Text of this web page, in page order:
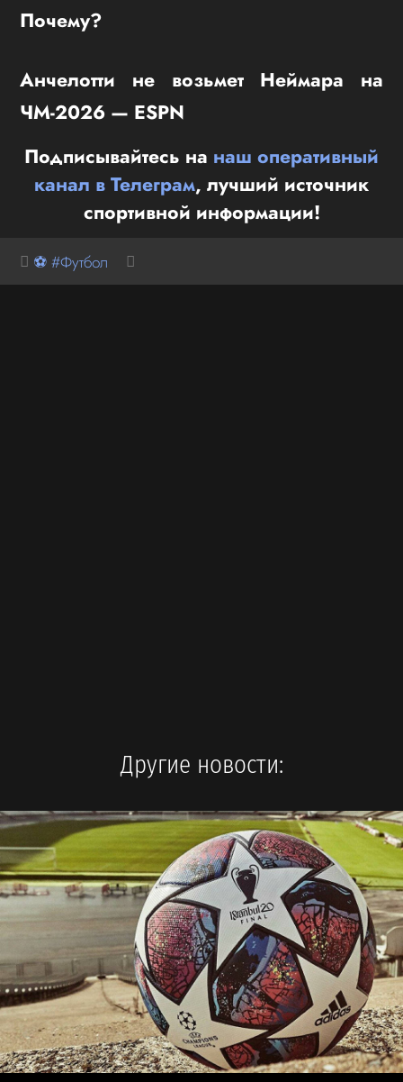
Почему?
Анчелотти не возьмет Неймара на
ЧМ-2026 — ESPN
Подписывайтесь на наш оперативный
канал в Телеграм, лучший источник
спортивной информации!
⚽ #Футбол
Другие новости: